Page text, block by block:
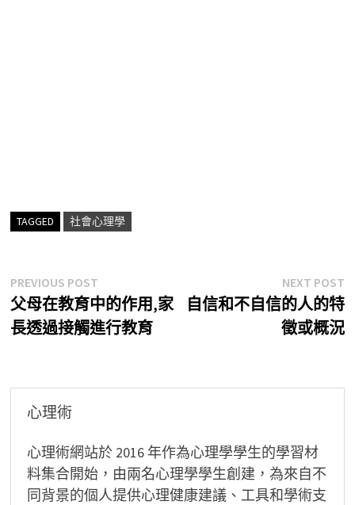
TAGGED 社會心理學
文
章
導
PREVIOUS POSTPrevious
post:
父母在教育中的作用,家
長透過接觸進行教育
NEXT POST
自信和不自信的人的特
徵或概況
心理術
心理術網站於 2016 年作為心理學學生的學習材
料集合開始，由兩名心理學學生創建，為來自不
同背景的個人提供心理健康建議、工具和學術支